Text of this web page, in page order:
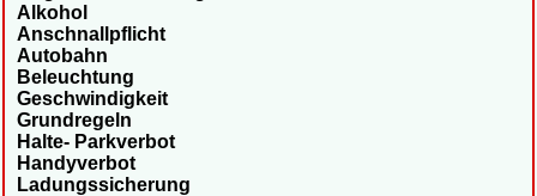
Alkohol
Anschnallpflicht
Autobahn
Beleuchtung
Geschwindigkeit
Grundregeln
Halte- Parkverbot
Handyverbot
Ladungssicherung